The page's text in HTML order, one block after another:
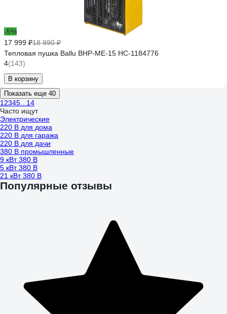
-5%
17 999 ₽18 990 ₽
Тепловая пушка Ballu BHP-ME-15 НС-1184776
4(143)
В корзину
Показать еще 40
1 2345
14
Часто ищут
Электрические
220 В для дома
220 В для гаража
220 В для дачи
380 В промышленные
9 кВт 380 В
5 кВт 380 В
21 кВт 380 В
Популярные отзывы